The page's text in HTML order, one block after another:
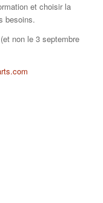
et choisir la
besoins.
non le 3 septembre